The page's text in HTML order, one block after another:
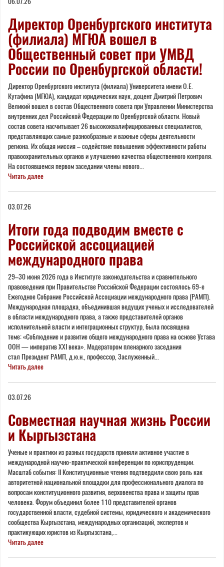
Директор Оренбургского института
(филиала) МГЮА вошел в
Общественный совет при УМВД
России по Оренбургской области!
Директор Оренбургского института (филиала) Университета имени О.Е.
Кутафина (МГЮА), кандидат юридических наук, доцент Дмитрий Петрович
Великий вошел в состав Общественного совета при Управлении Министерства
внутренних дел Российской Федерации по Оренбургской области. Новый
состав совета насчитывает 26 высококвалифицированных специалистов,
представляющих самые разнообразные и важные сферы деятельности
региона. Их общая миссия – содействие повышению эффективности работы
правоохранительных органов и улучшению качества общественного контроля.
На состоявшемся первом заседании члены нового...
Читать далее
03.07.26
Итоги года подводим вместе с
Российской ассоциацией
международного права
29–30 июня 2026 года в Институте законодательства и сравнительного
правоведения при Правительстве Российской Федерации состоялось 69-е
Ежегодное Собрание Российской Ассоциации международного права (РАМП).
Международная площадка, объединившая ведущих ученых и исследователей
в области международного права, а также представителей органов
исполнительной власти и интеграционных структур, была посвящена
теме: «Соблюдение и развитие общего международного права на основе Устава
ООН — императив XXI века». Модератором пленарного заседания
стал Президент РАМП, д.ю.н., профессор, Заслуженный...
Читать далее
03.07.26
Совместная научная жизнь России
и Кыргызстана
Ученые и практики из разных государств приняли активное участие в
международной научно-практической конференции по юриспруденции.
Масштаб события: II Конституционные чтения подтвердили свою роль как
авторитетной национальной площадки для профессионального диалога по
вопросам конституционного развития, верховенства права и защиты прав
человека. Форум объединил более 110 представителей органов
государственной власти, судебной системы, юридического и академического
сообщества Кыргызстана, международных организаций, экспертов и
практикующих юристов из Кыргызстана,...
Читать далее